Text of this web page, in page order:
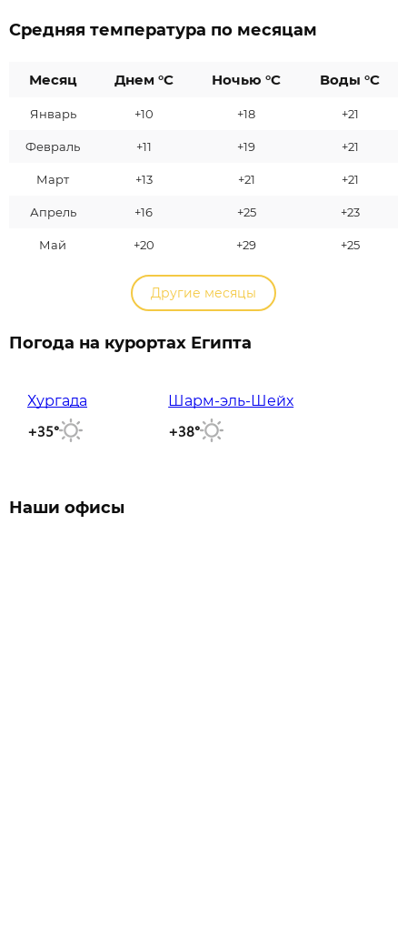
Средняя температура по месяцам
Месяц Днем °C Ночью °C Воды °C
Январь +10 +18 +21
Февраль +11 +19 +21
Март +13 +21 +21
Апрель +16 +25 +23
Май +20 +29 +25
Другие месяцы
Погода на курортах Египта
Хургада
+35°
Шарм-эль-Шейх
+38°
Наши офисы